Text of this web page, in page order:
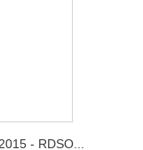
- RDSO...